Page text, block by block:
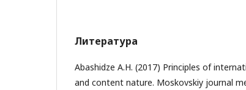
Литература
Abashidze A.H. (2017) Principles of
and content nature. Moskovskiy journal